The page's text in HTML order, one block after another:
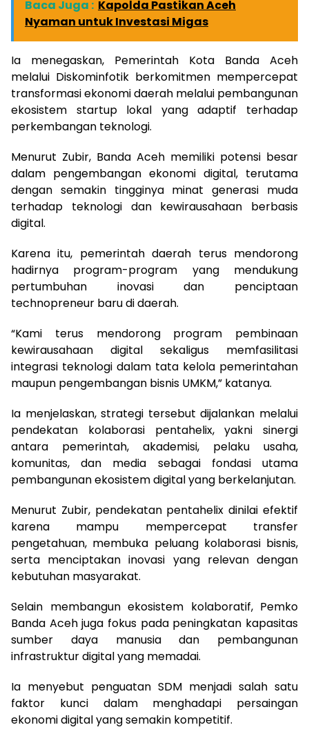
Baca Juga : Kapolda Pastikan Aceh
Nyaman untuk Investasi Migas
Ia menegaskan, Pemerintah Kota Banda Aceh
melalui Diskominfotik berkomitmen mempercepat
transformasi ekonomi daerah melalui pembangunan
ekosistem startup lokal yang adaptif terhadap
perkembangan teknologi.
Menurut Zubir, Banda Aceh memiliki potensi besar
dalam pengembangan ekonomi digital, terutama
dengan semakin tingginya minat generasi muda
terhadap teknologi dan kewirausahaan berbasis
digital.
Karena itu, pemerintah daerah terus mendorong
hadirnya program-program yang mendukung
pertumbuhan inovasi dan penciptaan
technopreneur baru di daerah.
“Kami terus mendorong program pembinaan
kewirausahaan digital sekaligus memfasilitasi
integrasi teknologi dalam tata kelola pemerintahan
maupun pengembangan bisnis UMKM,” katanya.
Ia menjelaskan, strategi tersebut dijalankan melalui
pendekatan kolaborasi pentahelix, yakni sinergi
antara pemerintah, akademisi, pelaku usaha,
komunitas, dan media sebagai fondasi utama
pembangunan ekosistem digital yang berkelanjutan.
Menurut Zubir, pendekatan pentahelix dinilai efektif
karena mampu mempercepat transfer
pengetahuan, membuka peluang kolaborasi bisnis,
serta menciptakan inovasi yang relevan dengan
kebutuhan masyarakat.
Selain membangun ekosistem kolaboratif, Pemko
Banda Aceh juga fokus pada peningkatan kapasitas
sumber daya manusia dan pembangunan
infrastruktur digital yang memadai.
Ia menyebut penguatan SDM menjadi salah satu
faktor kunci dalam menghadapi persaingan
ekonomi digital yang semakin kompetitif.